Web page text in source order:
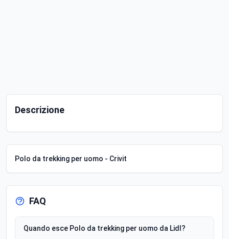
Descrizione
Polo da trekking per uomo - Crivit
FAQ
Quando esce Polo da trekking per uomo da Lidl?